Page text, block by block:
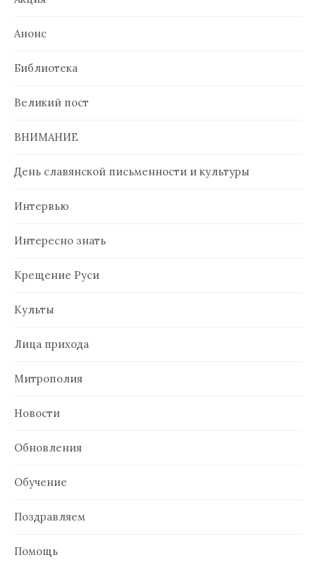
Анонс
Библиотека
Великий пост
ВНИМАНИЕ
День славянской письменности и культуры
Интервью
Интересно знать
Крещение Руси
Культы
Лица прихода
Митрополия
Новости
Обновления
Обучение
Поздравляем
Помощь